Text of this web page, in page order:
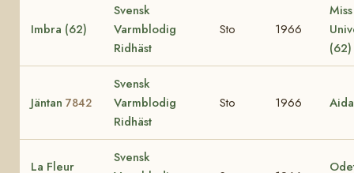
Imbra (62)
Svensk
Varmblodig
Ridhäst
Sto 1966
Miss
(62)
Jäntan 7842
Svensk
Varmblodig
Ridhäst
Sto 1966
La Fleur
Svensk